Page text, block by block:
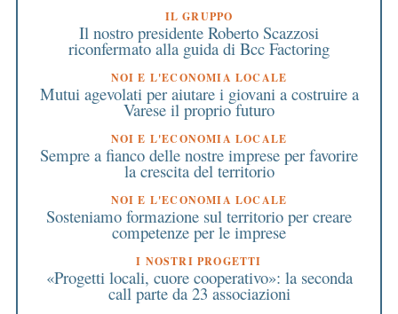
IL GRUPPO
Il nostro presidente Roberto Scazzosi
riconfermato alla guida di Bcc Factoring
NOI E L'ECONOMIA LOCALE
Mutui agevolati per aiutare i giovani a costruire a
Varese il proprio futuro
NOI E L'ECONOMIA LOCALE
Sempre a fianco delle nostre imprese per favorire
la crescita del territorio
NOI E L'ECONOMIA LOCALE
Sosteniamo formazione sul territorio per creare
competenze per le imprese
I NOSTRI PROGETTI
«Progetti locali, cuore cooperativo»: la seconda
call parte da 23 associazioni